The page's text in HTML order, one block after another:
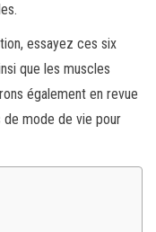
essayez ces six
que les muscles
également en revue
mode de vie pour